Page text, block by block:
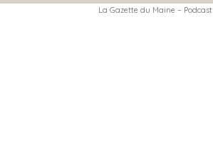
La Gazette du Maine – Podcast